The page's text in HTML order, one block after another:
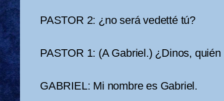
PASTOR 2: ¿no será vedetté tú?
PASTOR 1: (A Gabriel.) ¿Dinos, quién
GABRIEL: Mi nombre es Gabriel.